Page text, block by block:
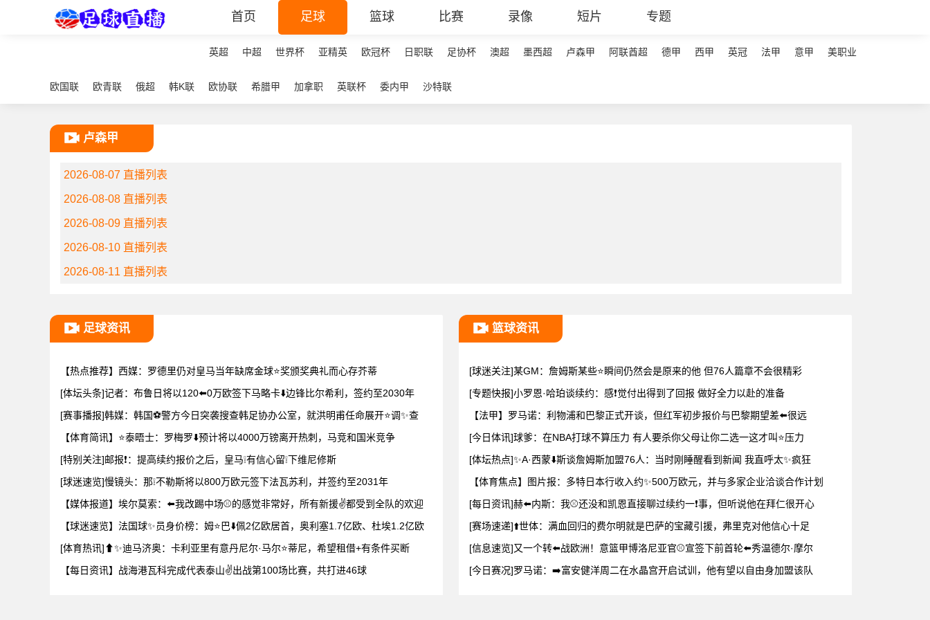
首页 足球 篮球 比赛 录像 短片 专题
英超 中超 世界杯 亚精英 欧冠杯 日职联 足协杯 澳超 墨西超 卢森甲 阿联酋超 德甲 西甲 英冠 法甲 意甲 美职业
欧国联 欧青联 俄超 韩K联 欧协联 希腊甲 加拿职 英联杯 委内甲 沙特联
卢森甲
2026-08-07 直播列表
2026-08-08 直播列表
2026-08-09 直播列表
2026-08-10 直播列表
2026-08-11 直播列表
足球资讯
【热点推荐】西媒：罗德里仍对皇马当年缺席金球⭐奖颁奖典礼而心存芥蒂
[体坛头条]记者：布鲁日将以120⬅️0万欧签下马略卡⬇️边锋比尔希利，签约至2030年
[赛事播报]韩媒：韩国⚽警方今日突袭搜查韩足协办公室，就洪明甫任命展开⭐调✨查
【体育简讯】⭐泰晤士：罗梅罗⬇️预计将以4000万镑离开热刺，马竞和国米竞争
[特别关注]邮报❗：提高续约报价之后，皇马❕有信心留❕下维尼修斯
[球迷速览]慢镜头：那❕不勒斯将以800万欧元签下法瓦苏利，并签约至2031年
【媒体报道】埃尔莫索：⬅️我改踢中场⚾的感觉非常好，所有新援✌️都受到全队的欢迎
【球迷速览】法国球✨员身价榜：姆⭐巴⬇️佩2亿欧居首，奥利塞1.7亿欧、杜埃1.2亿欧
[体育热讯]⬆✨️迪马济奥：卡利亚里有意丹尼尔·马尔⭐蒂尼，希望租借+有条件买断
【每日资讯】战海港瓦科完成代表泰山✌️出战第100场比赛，共打进46球
篮球资讯
[球迷关注]某GM：詹姆斯某些⭐瞬间仍然会是原来的他 但76人篇章不会很精彩
[专题快报]小罗恩·哈珀谈续约：感❗觉付出得到了回报 做好全力以赴的准备
【法甲】罗马诺：利物浦和巴黎正式开谈，但红军初步报价与巴黎期望差⬅️很远
[今日体讯]球爹：在NBA打球不算压力 有人要杀你父母让你二选一这才叫⭐压力
[体坛热点]✨A·西蒙⬇️斯谈詹姆斯加盟76人：当时刚睡醒看到新闻 我直呼太✨疯狂
【体育焦点】图片报：多特日本行收入约✨500万欧元，并与多家企业洽谈合作计划
[每日资讯]赫⬅️内斯：我⚾还没和凯恩直接聊过续约一❗事，但听说他在拜仁很开心
[赛场速递]⬆️世体：满血回归的费尔明就是巴萨的宝藏引援，弗里克对他信心十足
[信息速览]又一个转⬅️战欧洲！意篮甲博洛尼亚官⚾宣签下前首轮⬅️秀温德尔·摩尔
[今日赛况]罗马诺：➡️富安健洋周二在水晶宫开启试训，他有望以自由身加盟该队